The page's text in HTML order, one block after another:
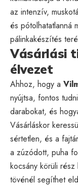
az intenzív,
és pótolhatatlanná
pálinkakészítés
Vásárlási
élvezet
Ahhoz, hogy a
nyújtsa, fontos
darabokat, és
Vásárláskor
sértetlen, és a
a zúzódott, puha
kocsány körüli
tövénél segíthet